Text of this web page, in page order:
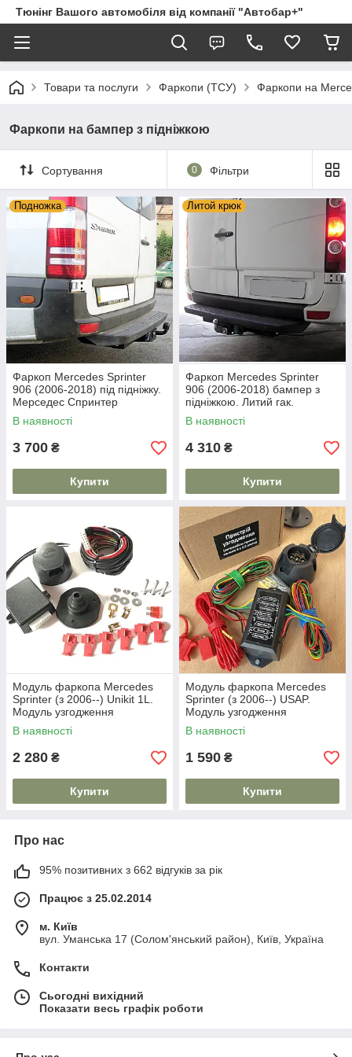
Тюнінг Вашого автомобіля від компанії "Автобар+"
Товари та послуги Фаркопи (ТСУ) Фаркопи на
Фаркопи на бампер з підніжкою
Сортування 0 Фільтри
Подножка
Фаркоп Mercedes Sprinter
906 (2006-2018) під підніжку.
Мерседес Спринтер
В наявності
3 700 ₴
Купити
Литой крюк
Фаркоп Mercedes Sprinter
906 (2006-2018) бампер з
підніжкою. Литий гак.
В наявності
4 310 ₴
Купити
Модуль фаркопа Mercedes
Sprinter (з 2006--) Unikit 1L.
Модуль узгодження
В наявності
2 280 ₴
Купити
Модуль фаркопа Mercedes
Sprinter (з 2006--) USAP.
Модуль узгодження
В наявності
1 590 ₴
Купити
Про нас
95% позитивних з 662 відгуків за рік
Працює з 25.02.2014
м. Київ
вул. Уманська 17 (Солом'янський район), Київ, Україна
Контакти
Сьогодні вихідний
Показати весь графік роботи